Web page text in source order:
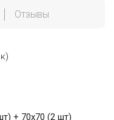
Отзывы
+ 70x70 (2 шт)